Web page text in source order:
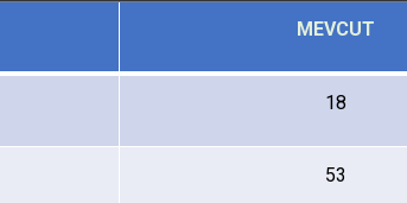
MEVCUT
18
53